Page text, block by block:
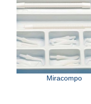
Miracompo